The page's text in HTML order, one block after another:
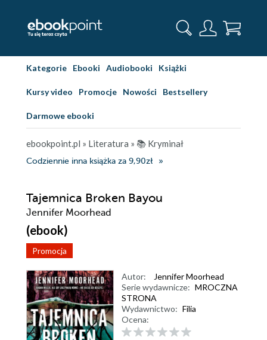
Kategorie Ebooki Audiobooki Książki
Kursy video Promocje Nowości Bestsellery
Darmowe ebooki
ebookpoint.pl » Literatura » 📚 Kryminał
Codziennie inna książka za 9,90zł
Tajemnica Broken Bayou
Jennifer Moorhead
(ebook)
Promocja
Autor:
Jennifer Moorhead
Serie wydawnicze: MROCZNA
STRONA
Wydawnictwo: Filia
Ocena: